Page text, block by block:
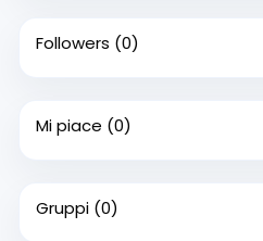
Followers (0)
Mi piace (0)
Gruppi (0)